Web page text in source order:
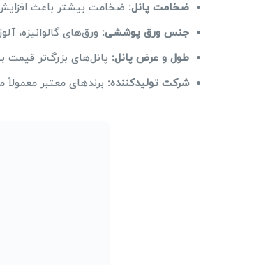
ضخامت پانل: ضخامت بیشتر باعث
جنس ورق پوششی: ورق‌های گالوانیزه،
طول و عرض پانل: پانل‌های بزرگ‌تر قیمت
شرکت تولیدکننده: برندهای معتبر